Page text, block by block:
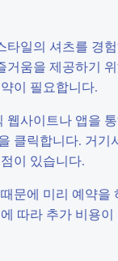
일의 셔츠를 경
움을 제공하기
이 필요합니다.
사이트나 앱을
클릭합니다. 거
이 있습니다.
문에 미리 예약
따라 추가 비용